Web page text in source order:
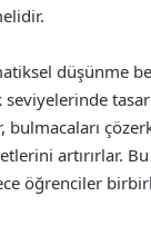
düşünme
artırırlar.
öğrenciler